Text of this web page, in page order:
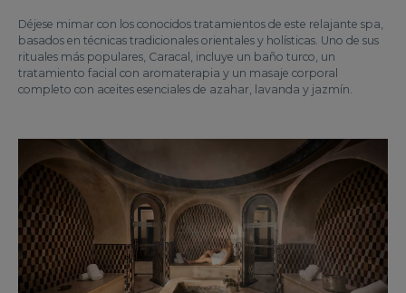
Déjese mimar con los conocidos tratamientos de este relajante spa,
basados en técnicas tradicionales orientales y holísticas. Uno de sus
rituales más populares, Caracal, incluye un baño turco, un
tratamiento facial con aromaterapia y un masaje corporal
completo con aceites esenciales de azahar, lavanda y jazmín.